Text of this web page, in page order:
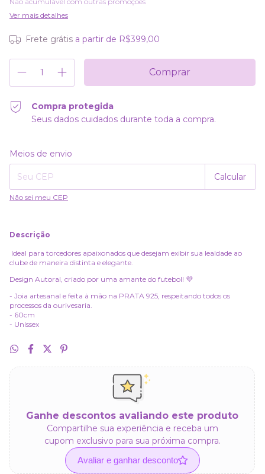
Ver mais detalhes
Frete grátis a partir de R$399,00
Compra protegida
Seus dados cuidados durante toda a compra.
Entregas para o CEP:
Meios de envio
Calcular
Não sei meu CEP
Descrição
Ideal para torcedores apaixonados que desejam exibir sua lealdade ao
clube de maneira distinta e elegante.
Design Autoral, criado por uma amante do futebol! 💜
- Joia artesanal e feita à mão na PRATA 925, respeitando todos os
processos da ourivesaria.
- 60cm
- Unissex
Ganhe descontos avaliando este produto
Compartilhe sua experiência e receba um
cupom exclusivo para sua próxima compra.
Avaliar e ganhar desconto